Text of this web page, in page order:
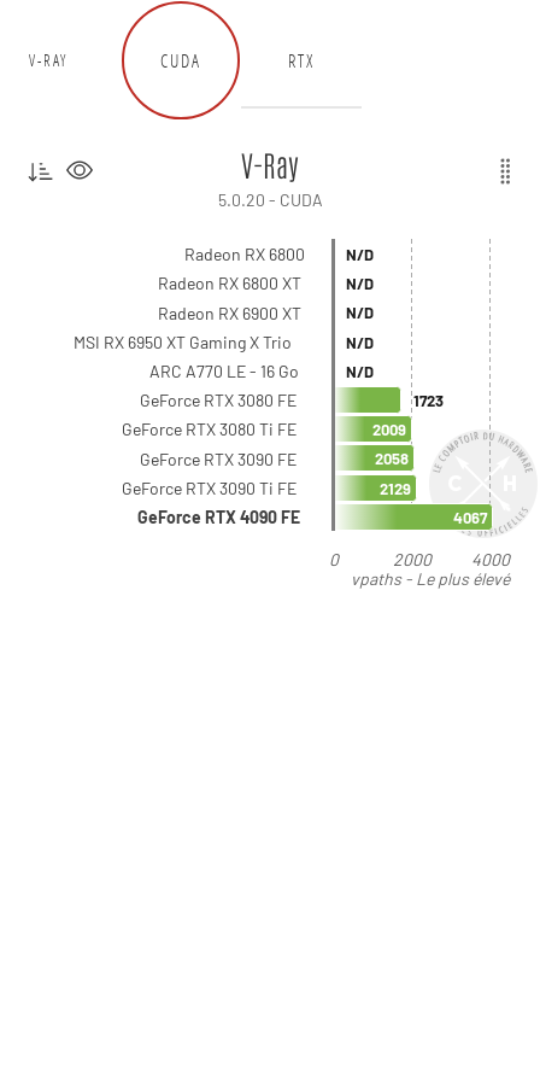
V-RAY CUDA RTX
vpaths - Le plus élevé
V-Ray
5.0.20 - CUDA
0 2000 4000
Radeon RX 6800
Radeon RX 6800 XT
Radeon RX 6900 XT
MSI RX 6950 XT Gaming X Trio
ARC A770 LE - 16 Go
GeForce RTX 3080 FE
GeForce RTX 3080 Ti FE
GeForce RTX 3090 FE
GeForce RTX 3090 Ti FE
GeForce RTX 4090 FE
2009
2058
2129
4067
N/D
N/D
N/D
N/D
N/D
1723